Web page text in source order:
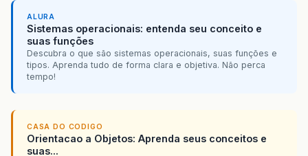
ALURA
Sistemas operacionais: entenda seu conceito e
suas funções
Descubra o que são sistemas operacionais, suas funções e
tipos. Aprenda tudo de forma clara e objetiva. Não perca
tempo!
CASA DO CODIGO
Orientacao a Objetos: Aprenda seus conceitos e
suas...